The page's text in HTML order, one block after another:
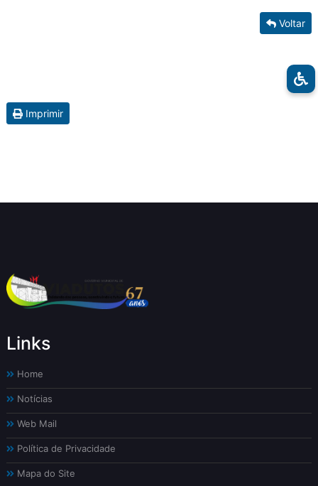
Voltar
Imprimir
Links
Home
Notícias
Web Mail
Política de Privacidade
Mapa do Site